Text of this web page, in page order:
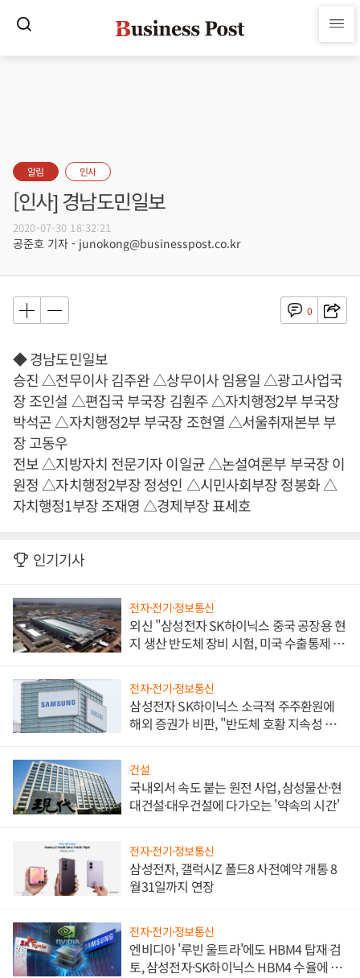
알림 인사
[인사] 경남도민일보
2020-07-30 18:32:21
공준호 기자 - junokong@businesspost.co.kr
0
◆ 경남도민일보
승진 △전무이사 김주완 △상무이사 임용일 △광고사업국
장 조인설 △편집국 부국장 김훤주 △자치행정2부 부국장
박석곤 △자치행정2부 부국장 조현열 △서울취재본부 부
장 고동우
전보 △지방자치 전문기자 이일균 △논설여론부 부국장 이
원정 △자치행정2부장 정성인 △시민사회부장 정봉화 △
자치행정1부장 조재영 △경제부장 표세호
인기기사
전자·전기·정보통신
외신 "삼성전자 SK하이닉스 중국 공장용 현
지 생산 반도체 장비 시험, 미국 수출통제 대
전자·전기·정보통신
삼성전자 SK하이닉스 소극적 주주환원에
해외 증권가 비판, "반도체 호황 지속성 의
건설
국내외서 속도 붙는 원전 사업, 삼성물산·현
대건설·대우건설에 다가오는 '약속의 시간'
전자·전기·정보통신
삼성전자, 갤럭시Z 폴드8 사전예약 개통 8
월31일까지 연장
전자·전기·정보통신
엔비디아 '루빈 울트라'에도 HBM4 탑재 검
토, 삼성전자·SK하이닉스 HBM4 수율에 주